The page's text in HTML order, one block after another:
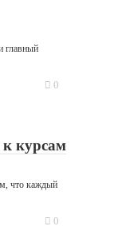
главный
0
курсам
что каждый
0